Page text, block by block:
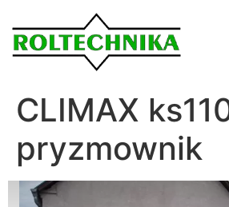
CLIMAX
pryzmownik